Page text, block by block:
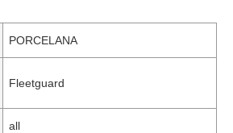
PORCELANA
Fleetguard
all